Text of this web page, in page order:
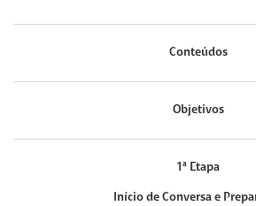
Conteúdos
Objetivos
1ª Etapa
Início de Conversa e